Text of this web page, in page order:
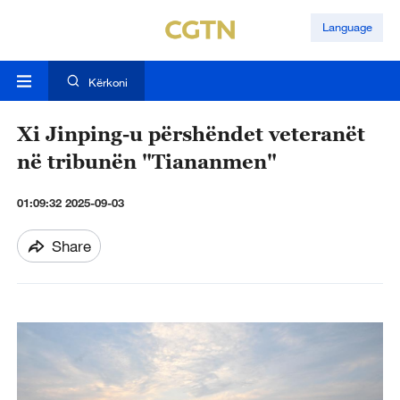
Language
Kërkoni
Xi Jinping-u përshëndet veteranët
në tribunën "Tiananmen"
01:09:32 2025-09-03
Share